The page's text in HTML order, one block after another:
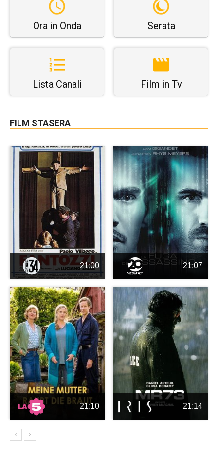
Ora in Onda Serata
Lista Canali Film in Tv
FILM STASERA
21:00 21:07
21:10 21:14